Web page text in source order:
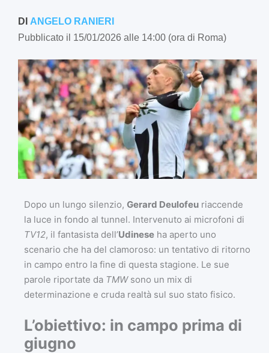
DI ANGELO RANIERI
Pubblicato il 15/01/2026 alle 14:00 (ora di Roma)
Dopo un lungo silenzio, Gerard Deulofeu riaccende
la luce in fondo al tunnel. Intervenuto ai microfoni di
TV12, il fantasista dell’Udinese ha aperto uno
scenario che ha del clamoroso: un tentativo di ritorno
in campo entro la fine di questa stagione. Le sue
parole riportate da TMWsono un mix di
determinazione e cruda realtà sul suo stato fisico.
L’obiettivo: in campo prima di
giugno